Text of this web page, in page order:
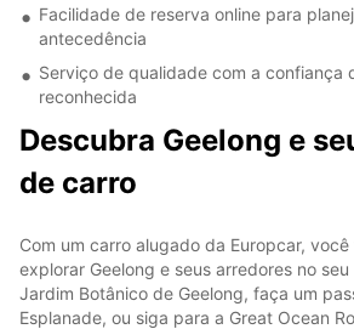
Facilidade de reserva online para
antecedência
Serviço de qualidade com a confiança
reconhecida
Descubra Geelong e
de carro
Com um carro alugado da Europcar,
explorar Geelong e seus arredores no
Jardim Botânico de Geelong, faça um
Esplanade, ou siga para a Great Ocean